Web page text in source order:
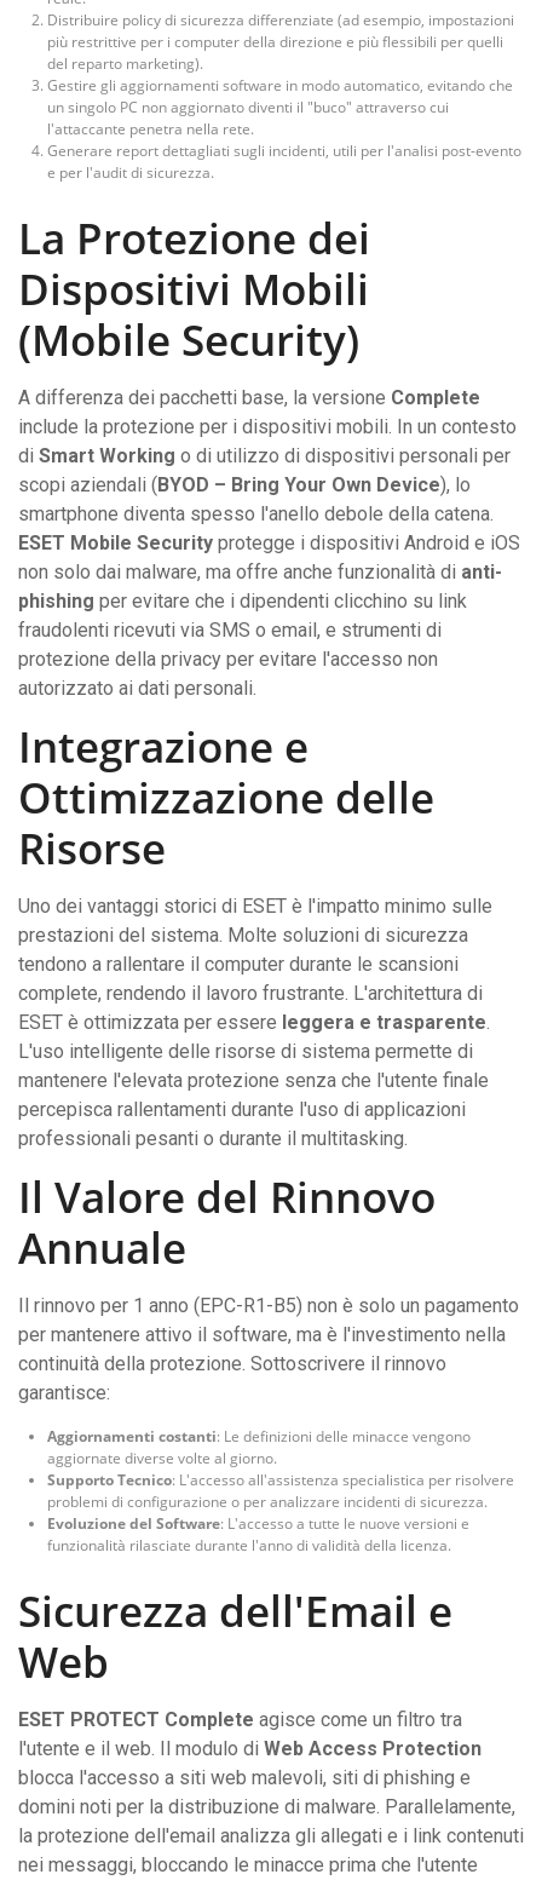
Distribuire policy di sicurezza differenziate (ad esempio, impostazioni
più restrittive per i computer della direzione e più flessibili per quelli
del reparto marketing).
Gestire gli aggiornamenti software in modo automatico, evitando che
un singolo PC non aggiornato diventi il "buco" attraverso cui
l'attaccante penetra nella rete.
Generare report dettagliati sugli incidenti, utili per l'analisi post-evento
e per l'audit di sicurezza.
La Protezione dei
Dispositivi Mobili
(Mobile Security)
A differenza dei pacchetti base, la versione Complete
include la protezione per i dispositivi mobili. In un contesto
di Smart Working o di utilizzo di dispositivi personali per
scopi aziendali (BYOD – Bring Your Own Device), lo
smartphone diventa spesso l'anello debole della catena.
ESET Mobile Security protegge i dispositivi Android e iOS
non solo dai malware, ma offre anche funzionalità di anti-
phishing per evitare che i dipendenti clicchino su link
fraudolenti ricevuti via SMS o email, e strumenti di
protezione della privacy per evitare l'accesso non
autorizzato ai dati personali.
Integrazione e
Ottimizzazione delle
Risorse
Uno dei vantaggi storici di ESET è l'impatto minimo sulle
prestazioni del sistema. Molte soluzioni di sicurezza
tendono a rallentare il computer durante le scansioni
complete, rendendo il lavoro frustrante. L'architettura di
ESET è ottimizzata per essere leggera e trasparente.
L'uso intelligente delle risorse di sistema permette di
mantenere l'elevata protezione senza che l'utente finale
percepisca rallentamenti durante l'uso di applicazioni
professionali pesanti o durante il multitasking.
Il Valore del Rinnovo
Annuale
Il rinnovo per 1 anno (EPC-R1-B5) non è solo un pagamento
per mantenere attivo il software, ma è l'investimento nella
continuità della protezione. Sottoscrivere il rinnovo
garantisce:
Aggiornamenti costanti: Le definizioni delle minacce vengono
aggiornate diverse volte al giorno.
Supporto Tecnico: L'accesso all'assistenza specialistica per risolvere
problemi di configurazione o per analizzare incidenti di sicurezza.
Evoluzione del Software: L'accesso a tutte le nuove versioni e
funzionalità rilasciate durante l'anno di validità della licenza.
Sicurezza dell'Email e
Web
ESET PROTECT Complete agisce come un filtro tra
l'utente e il web. Il modulo di Web Access Protection
blocca l'accesso a siti web malevoli, siti di phishing e
domini noti per la distribuzione di malware. Parallelamente,
la protezione dell'email analizza gli allegati e i link contenuti
nei messaggi, bloccando le minacce prima che l'utente